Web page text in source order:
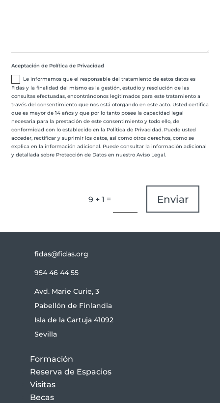
Aceptación de Política de Privacidad
Le informamos que el responsable del tratamiento de estos datos es
Fidas y la finalidad del mismo es la gestión, estudio y resolución de las
consultas efectuadas, encontrándonos legitimados para este tratamiento a
través del consentimiento que nos está otorgando en este acto. Usted certifica
que es mayor de 14 años y que por lo tanto posee la capacidad legal
necesaria para la prestación de este consentimiento y todo ello, de
conformidad con lo establecido en la Política de Privacidad. Puede usted
acceder, rectificar y suprimir los datos, así como otros derechos, como se
explica en la información adicional. Puede consultar la información adicional
y detallada sobre Protección de Datos en nuestro Aviso Legal.
9 + 1 = Enviar
fidas@fidas.org
954 46 44 55
Avd. Marie Curie, 3
Pabellón de Finlandia
Isla de la Cartuja 41092
Sevilla
Formación
Reserva de Espacios
Visitas
Becas